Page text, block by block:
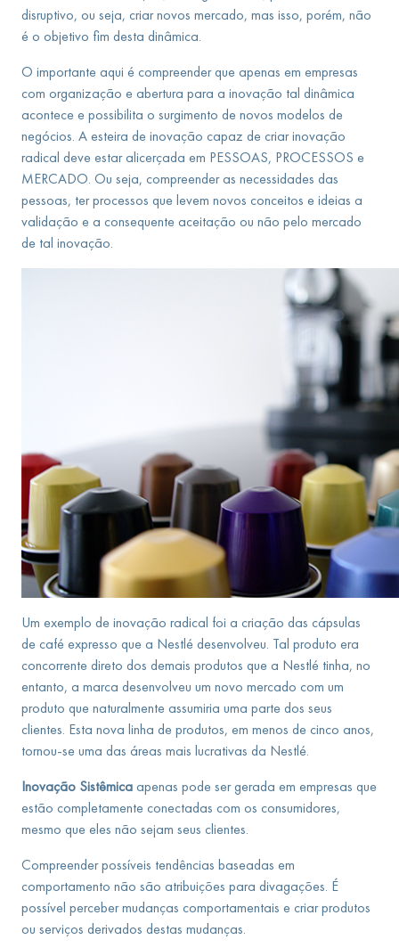
disruptivo, ou seja, criar novos mercado, mas isso, porém, não
é o objetivo fim desta dinâmica.
O importante aqui é compreender que apenas em empresas
com organização e abertura para a inovação tal dinâmica
acontece e possibilita o surgimento de novos modelos de
negócios. A esteira de inovação capaz de criar inovação
radical deve estar alicerçada em PESSOAS, PROCESSOS e
MERCADO. Ou seja, compreender as necessidades das
pessoas, ter processos que levem novos conceitos e ideias a
validação e a consequente aceitação ou não pelo mercado
de tal inovação.
Um exemplo de inovação radical foi a criação das cápsulas
de café expresso que a Nestlé desenvolveu. Tal produto era
concorrente direto dos demais produtos que a Nestlé tinha, no
entanto, a marca desenvolveu um novo mercado com um
produto que naturalmente assumiria uma parte dos seus
clientes. Esta nova linha de produtos, em menos de cinco anos,
tornou-se uma das áreas mais lucrativas da Nestlé.
Inovação Sistêmica apenas pode ser gerada em empresas que
estão completamente conectadas com os consumidores,
mesmo que eles não sejam seus clientes.
Compreender possíveis tendências baseadas em
comportamento não são atribuições para divagações. É
possível perceber mudanças comportamentais e criar produtos
ou serviços derivados destas mudanças.